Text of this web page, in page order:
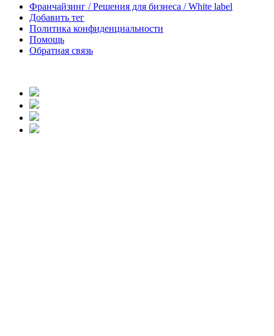
Франчайзинг / Решения для бизнеса / White label
Добавить тег
Политика конфиденциальности
Помощь
Обратная связь